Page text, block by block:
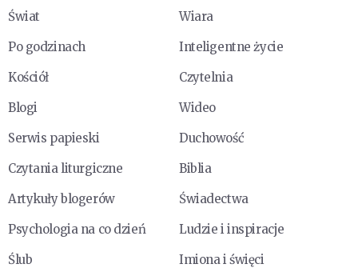
Świat
Wiara
Po godzinach
Inteligentne życie
Kościół
Czytelnia
Blogi
Wideo
Serwis papieski
Duchowość
Czytania liturgiczne
Biblia
Artykuły blogerów
Świadectwa
Psychologia na co dzień
Ludzie i inspiracje
Ślub
Imiona i święci